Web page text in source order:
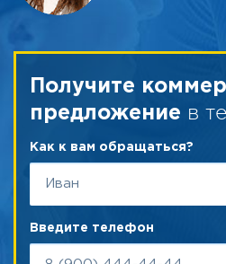
Получите
предложение в
Как к вам обращаться?
Введите телефон